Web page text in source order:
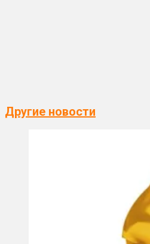
Другие новости